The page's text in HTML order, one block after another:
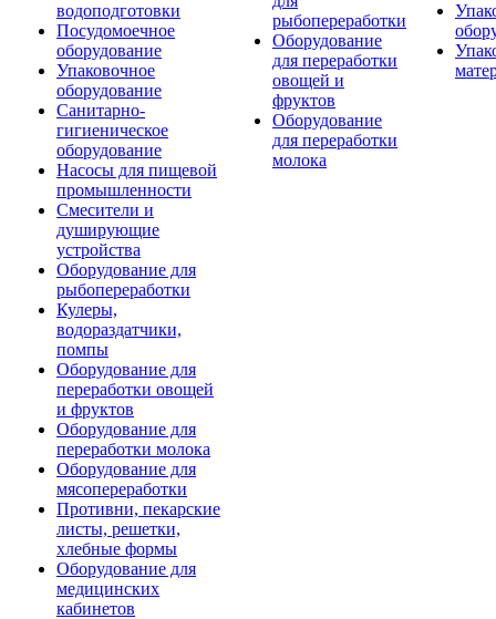
водоподготовки
Посудомоечное
оборудование
Упаковочное
оборудование
Санитарно-
гигиеническое
оборудование
Насосы для пищевой
промышленности
Смесители и
душирующие
устройства
Оборудование для
рыбопереработки
Кулеры,
водораздатчики,
помпы
Оборудование для
переработки овощей
и фруктов
Оборудование для
переработки молока
Оборудование для
мясопереработки
Противни, пекарские
листы, решетки,
хлебные формы
Оборудование для
медицинских
кабинетов
рыбопереработки
Оборудование
для переработки
овощей и
фруктов
Оборудование
для переработки
молока